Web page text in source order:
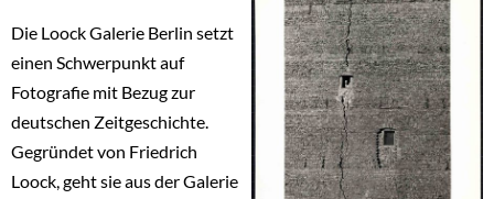
Die Loock Galerie Berlin setzt
einen Schwerpunkt auf
Fotografie mit Bezug zur
deutschen Zeitgeschichte.
Gegründet von Friedrich
Loock, geht sie aus der Galerie